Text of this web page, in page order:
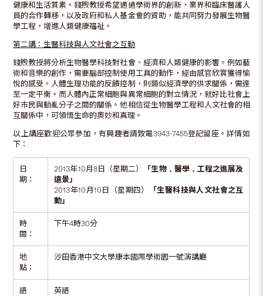
健康和生活質素。錢煦教授希望通過學術界的創新，業界和臨床醫護人
員的合作轉移，以及政府和私人基金會的資助，能共同努力發展生物醫
學工程，增進人類健康福祉。
第二講：生醫科技與人文社會之互動
錢煦教授將分析生物醫學科技對社會、經濟和人類健康的影響。例如藝
術和音樂的創作，需要腦部控制使用工具的動作，經由感官欣賞獲得愉
悅的感受。人體生理功能的反饋控制，則類似經濟學的供求關係，需達
至一定平衡。而人體內正常細胞與異常細胞的對立情況，就好比社會上
好巿民與動亂分子之間的關係。他相信從生物醫學工程和人文社會的相
互關係中，可領悟生命的奧妙和真理。
以上講座歡迎公眾參加，有興趣者請致電3943-7455登記留座。詳情如
下：
日
期：
2013年10月8日（星期二）
「生物﹑醫學﹑工程之進展及
遠景」
2013年10月10日（星期四）
「生醫科技與人文社會之互
動」
時
間：
下午4時30分
地
點：
沙田香港中文大學康本國際學術園一號演講廳
語
英語